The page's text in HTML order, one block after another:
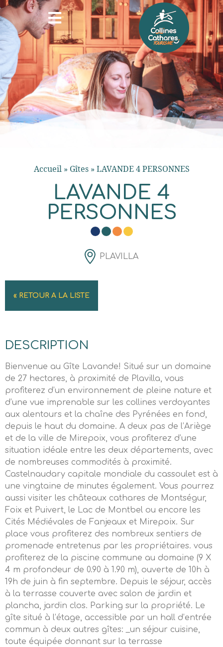
Accueil» Gîtes» LAVANDE 4 PERSONNES
LAVANDE 4
PERSONNES
PLAVILLA
« RETOUR A LA LISTE
DESCRIPTION
Bienvenue au Gîte Lavande! Situé sur un domaine
de 27 hectares, à proximité de Plavilla, vous
profiterez d’un environnement de pleine nature et
d’une vue imprenable sur les collines verdoyantes
aux alentours et la chaîne des Pyrénées en fond,
depuis le haut du domaine. A deux pas de l’Ariège
et de la ville de Mirepoix, vous profiterez d’une
situation idéale entre les deux départements, avec
de nombreuses commodités à proximité.
Castelnaudary capitale mondiale du cassoulet est à
une vingtaine de minutes également. Vous pourrez
aussi visiter les châteaux cathares de Montségur,
Foix et Puivert, le Lac de Montbel ou encore les
Cités Médiévales de Fanjeaux et Mirepoix. Sur
place vous profiterez des nombreux sentiers de
promenade entretenus par les propriétaires. vous
profiterez de la piscine commune au domaine (9 X
4 m profondeur de 0.90 à 1.90 m), ouverte de 10h à
19h de juin à fin septembre. Depuis le séjour, accès
à la terrasse couverte avec salon de jardin et
plancha, jardin clos. Parking sur la propriété. Le
gîte situé à l’étage, accessible par un hall d’entrée
commun à deux autres gîtes: _un séjour cuisine,
toute équipée donnant sur la terrasse